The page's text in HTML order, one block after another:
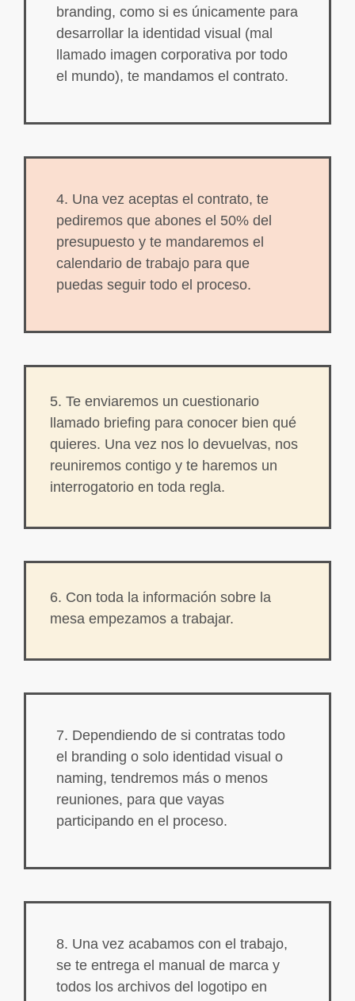
branding, como si es únicamente para
desarrollar la identidad visual (mal
llamado imagen corporativa por todo
el mundo), te mandamos el contrato.
4. Una vez aceptas el contrato, te
pediremos que abones el 50% del
presupuesto y te mandaremos el
calendario de trabajo para que
puedas seguir todo el proceso.
5. Te enviaremos un cuestionario
llamado briefing para conocer bien qué
quieres. Una vez nos lo devuelvas, nos
reuniremos contigo y te haremos un
interrogatorio en toda regla.
6. Con toda la información sobre la
mesa empezamos a trabajar.
7. Dependiendo de si contratas todo
el branding o solo identidad visual o
naming, tendremos más o menos
reuniones, para que vayas
participando en el proceso.
8. Una vez acabamos con el trabajo,
se te entrega el manual de marca y
todos los archivos del logotipo en